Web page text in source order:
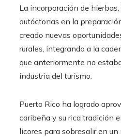
La incorporación de
autóctonas en la
creado nuevas
rurales, integrando a la
que anteriormente no
industria del turismo.
Puerto Rico ha logrado
caribeña y su rica tradición
licores para sobresalir en un